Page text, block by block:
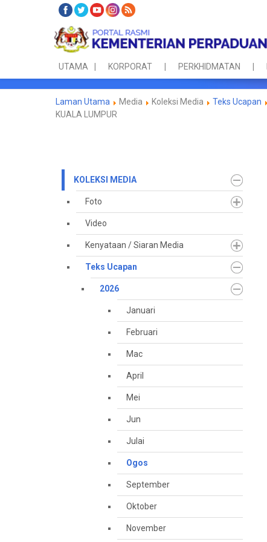
UTAMA KORPORAT PERKHIDMATAN
Laman Utama Media Koleksi Media Teks Ucapan
KUALA LUMPUR
KOLEKSI MEDIA
Foto
Video
Kenyataan / Siaran Media
Teks Ucapan
2026
Januari
Februari
Mac
April
Mei
Jun
Julai
Ogos
September
Oktober
November